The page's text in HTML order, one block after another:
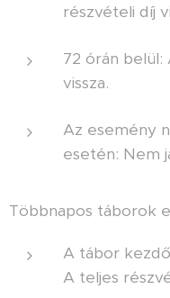
részvételi díj
72 órán belül:
vissza.
Az esemény
esetén: Nem
Többnapos táborok
A tábor
A teljes